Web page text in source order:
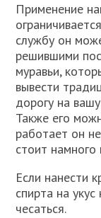
Применение
службу он
решившими
муравьи,
вывести
дорогу на
Также его
работает он
стоит
Если нанести
спирта на
чесаться.